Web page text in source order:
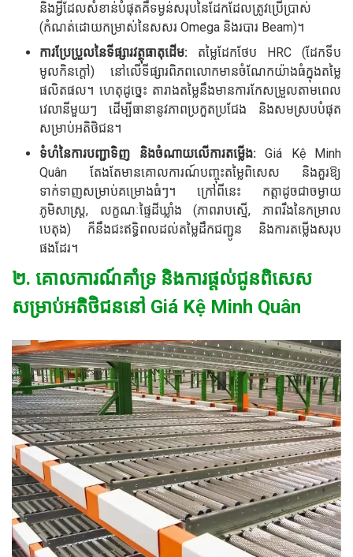
និងអ្វីដែលសំខាន់បំផុតគឺទម្ងន់សរុបនៃដែកដែលត្រូវប្រើប្រាស់
(កំណត់ដោយកម្រាស់នៃសសរ Omega និងរបារ Beam)។
ការប្រែប្រួលនៃទីផ្សារវត្ថុធាតុដើម: តម្លៃដែកថែប HRC (ដែកទីប
មូលកិនក្តៅ) នៅលើទីផ្សារពិភពលោកមានចំណែកយ៉ាងធំក្នុងតម្លៃ
ផលិតផល។ ហេតុដូច្នេះ តារាងតម្លៃនឹងមានការកែសម្រួលតាមពេល
វេលានីមួយៗ ដើម្បីធានានូវភាពប្រកួតប្រជែង និងសមស្របបំផុត
សម្រាប់អតិថិជន។
ទំហំនៃការបញ្ជាទិញ និងចំណាយលើការតម្លើង:Giá Kệ Minh
Quân តែងតែមានគោលការណ៍បញ្ចុះតម្លៃពិសេស និងគួរឱ្យ
ទាក់ទាញសម្រាប់គម្រោងធំៗ។ ក្រៅពីនេះ កត្តាដូចជាចម្ងាយ
ភូមិសាស្ត្រ, លក្ខណៈផ្ទៃដីឃ្លាំង (ភាពរាបស្មើ, ភាពរឹងនៃកម្រាល
បេតុង) ក៏នឹងជះឥទ្ធិពលដល់តម្លៃដឹកជញ្ជូន និងការតម្លើងសរុប
ផងដែរ។
២. គោលការណ៍គាំទ្រ និងការផ្តល់ជូនពិសេស
សម្រាប់អតិថិជននៅ Giá Kệ Minh Quân